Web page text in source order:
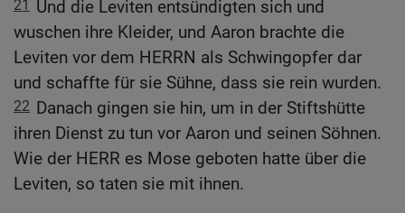
21
Und die Leviten entsündigten sich und
wuschen ihre Kleider, und Aaron brachte die
Leviten vor dem HERRN als Schwingopfer dar
und schaffte für sie Sühne, dass sie rein wurden.
22 Danach gingen sie hin, um in der Stiftshütte
ihren Dienst zu tun vor Aaron und seinen Söhnen.
Wie der HERR es Mose geboten hatte über die
Leviten, so taten sie mit ihnen.